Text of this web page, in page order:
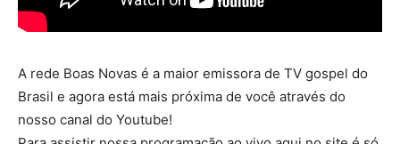
A rede Boas Novas é a maior emissora de TV gospel do
Brasil e agora está mais próxima de você através do
nosso canal do Youtube!